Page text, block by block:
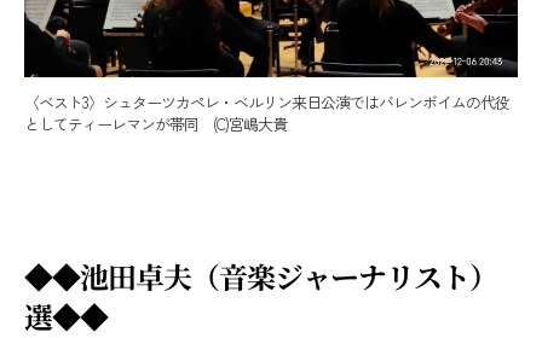
〈ベスト3〉シュターツカペレ・ベルリン来日公演ではバレンボイムの代役
としてティーレマンが帯同 (C)宮嶋大貴
◆◆池田卓夫（音楽ジャーナリスト）
選◆◆